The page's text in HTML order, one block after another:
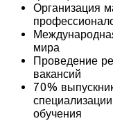
Организация
мира
Проведение
вакансий
70%
обучения